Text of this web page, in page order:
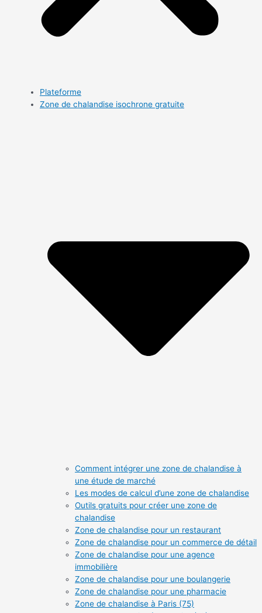
Plateforme
Zone de chalandise isochrone gratuite
Comment intégrer une zone de chalandise à
une étude de marché
Les modes de calcul d’une zone de chalandise
Outils gratuits pour créer une zone de
chalandise
Zone de chalandise pour un restaurant
Zone de chalandise pour un commerce de détail
Zone de chalandise pour une agence
immobilière
Zone de chalandise pour une boulangerie
Zone de chalandise pour une pharmacie
Zone de chalandise à Paris (75)